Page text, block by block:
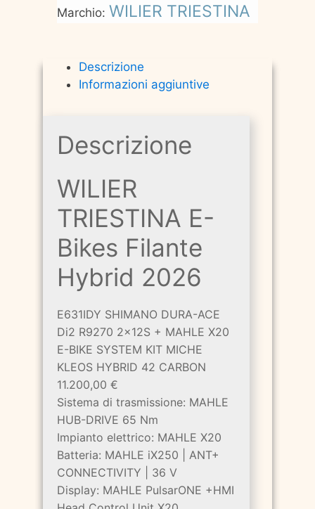
Marchio: WILIER TRIESTINA
Descrizione
Informazioni aggiuntive
Descrizione
WILIER
TRIESTINA E-
Bikes Filante
Hybrid 2026
E631IDY SHIMANO DURA-ACE
Di2 R9270 2x12S + MAHLE X20
E-BIKE SYSTEM KIT MICHE
KLEOS HYBRID 42 CARBON
11.200,00 €
Sistema di trasmissione: MAHLE
HUB-DRIVE 65 Nm
Impianto elettrico: MAHLE X20
Batteria: MAHLE iX250 | ANT+
CONNECTIVITY | 36 V
Display: MAHLE PulsarONE +HMI